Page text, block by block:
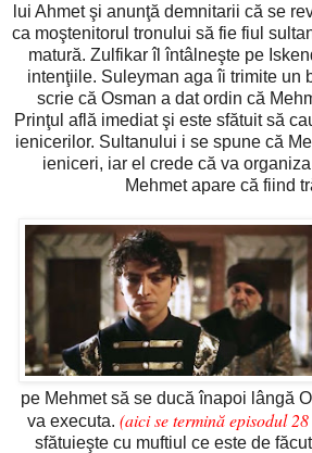
lui Ahmet şi anunţă demnitarii că se
ca moştenitorul tronului să fie fiul
matură. Zulfikar îl întâlneşte pe
intenţiile. Suleyman aga îi trimite un
scrie că Osman a dat ordin că
Prinţul află imediat şi este sfătuit să
ienicerilor. Sultanului i se spune că
ieniceri, iar el crede că va
Mehmet apare că fiind
pe Mehmet să se ducă înapoi lângă
va executa. (aici se termină episodul
sfătuieşte cu muftiul ce este de